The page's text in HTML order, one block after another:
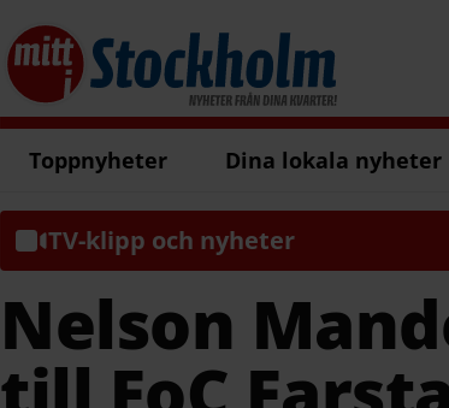
Toppnyheter Dina lokala nyheter
TV-klipp och nyheter
Nelson